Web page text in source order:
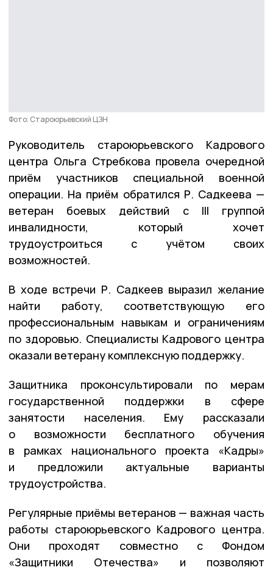
Фото: Староюрьевский ЦЗН
Руководитель староюрьевского Кадрового
центра Ольга Стребкова провела очередной
приём участников специальной военной
операции. На приём обратился Р. Садкеева —
ветеран боевых действий с III группой
инвалидности, который хочет
трудоустроиться с учётом своих
возможностей.
В ходе встречи Р. Садкеев выразил желание
найти работу, соответствующую его
профессиональным навыкам и ограничениям
по здоровью. Специалисты Кадрового центра
оказали ветерану комплексную поддержку.
Защитника проконсультировали по мерам
государственной поддержки в сфере
занятости населения. Ему рассказали
о возможности бесплатного обучения
в рамках национального проекта «Кадры»
и предложили актуальные варианты
трудоустройства.
Регулярные приёмы ветеранов — важная часть
работы староюрьевского Кадрового центра.
Они проходят совместно с Фондом
«Защитники Отечества» и позволяют